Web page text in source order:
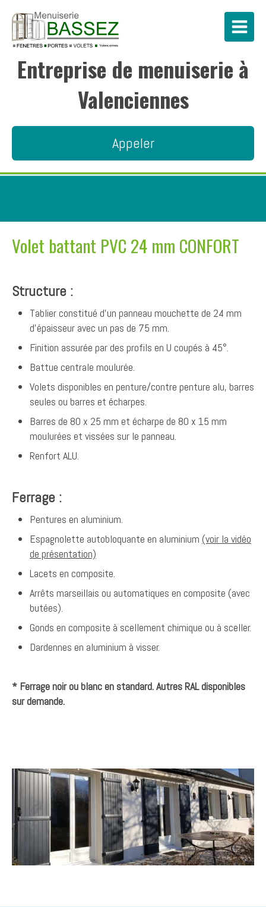
Entreprise de menuiserie à
Valenciennes
Appeler
Volet battant PVC 24 mm CONFORT
Structure :
Tablier constitué d’un panneau mouchette de 24 mm
d’épaisseur avec un pas de 75 mm.
Finition assurée par des profils en U coupés à 45°.
Battue centrale moulurée.
Volets disponibles en penture/contre penture alu, barres
seules ou barres et écharpes.
Barres de 80 x 25 mm et écharpe de 80 x 15 mm
moulurées et vissées sur le panneau.
Renfort ALU.
Ferrage :
Pentures en aluminium.
Espagnolette autobloquante en aluminium (voir la vidéo
de présentation)
Lacets en composite.
Arrêts marseillais ou automatiques en composite (avec
butées).
Gonds en composite à scellement chimique ou à sceller.
Dardennes en aluminium à visser.
* Ferrage noir ou blanc en standard. Autres RAL disponibles
sur demande.